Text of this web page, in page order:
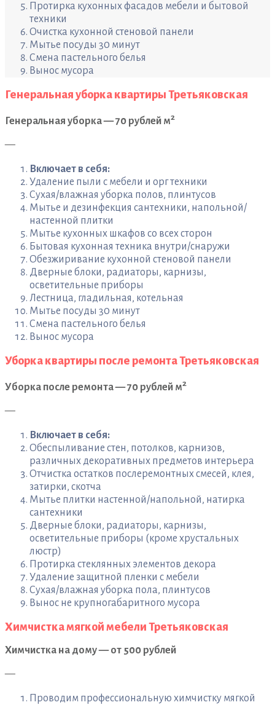
Протирка кухонных фасадов мебели и бытовой
техники
Очистка кухонной стеновой панели
Мытье посуды 30 минут
Смена пастельного белья
Вынос мусора
Генеральная уборка квартиры Третьяковская
Генеральная уборка — 70 рублей м2
—
Включает в себя:
Удаление пыли с мебели и орг техники
Сухая/влажная уборка полов, плинтусов
Мытье и дезинфекция сантехники, напольной/
настенной плитки
Мытье кухонных шкафов со всех сторон
Бытовая кухонная техника внутри/снаружи
Обезжиривание кухонной стеновой панели
Дверные блоки, радиаторы, карнизы,
осветительные приборы
Лестница, гладильная, котельная
Мытье посуды 30 минут
Смена пастельного белья
Вынос мусора
Уборка квартиры после ремонта Третьяковская
Уборка после ремонта — 70 рублей м2
—
Включает в себя:
Обеспыливание стен, потолков, карнизов,
различных декоративных предметов интерьера
Отчистка остатков послеремонтных смесей, клея,
затирки, скотча
Мытье плитки настенной/напольной, натирка
сантехники
Дверные блоки, радиаторы, карнизы,
осветительные приборы (кроме хрустальных
люстр)
Протирка стеклянных элементов декора
Удаление защитной пленки с мебели
Сухая/влажная уборка пола, плинтусов
Вынос не крупногабаритного мусора
Химчистка мягкой мебели Третьяковская
Химчистка на дому — от 500 рублей
—
Проводим профессиональную химчистку мягкой